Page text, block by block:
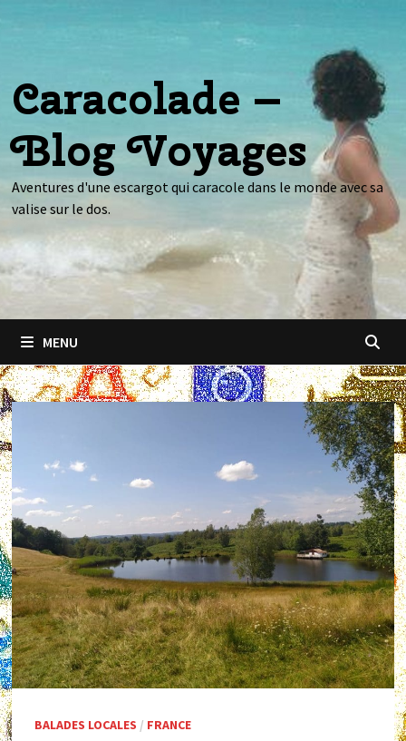
Caracolade –
Blog Voyages
Aventures d'une escargot qui caracole dans le monde avec sa
valise sur le dos.
MENU
BALADES LOCALES / FRANCE